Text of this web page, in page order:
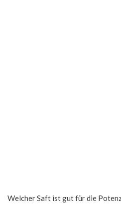
Welcher Saft ist gut für die